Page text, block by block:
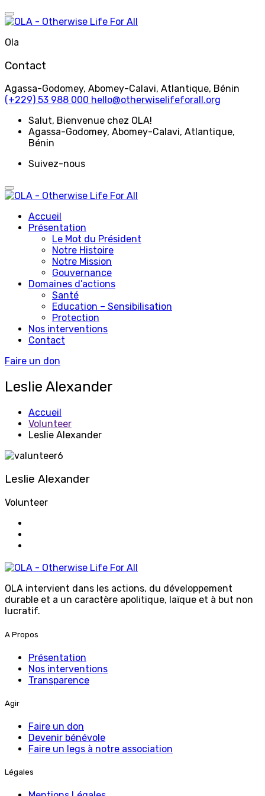
Aller
au
Ola
Contact
Agassa-Godomey, Abomey-Calavi, Atlantique, Bénin
(+229) 53 988 000 hello@otherwiselifeforall.org
Salut, Bienvenue chez OLA!
Agassa-Godomey, Abomey-Calavi, Atlantique,
Bénin
Suivez-nous
Accueil
Présentation
Le Mot du Président
Notre Histoire
Notre Mission
Gouvernance
Domaines d’actions
Santé
Education – Sensibilisation
Protection
Nos interventions
Contact
Faire un don
Leslie Alexander
Accueil
Volunteer
Leslie Alexander
Leslie Alexander
Volunteer
OLA intervient dans les actions, du développement
durable et a un caractère apolitique, laïque et à but non
lucratif.
A Propos
Présentation
Nos interventions
Transparence
Agir
Faire un don
Devenir bénévole
Faire un legs à notre association
Légales